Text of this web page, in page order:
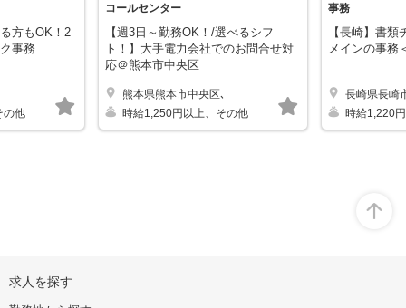
方もOK！2
事務
の他
キープする
コールセンター
【週3日～勤務OK！/選べるシフ
ト！】大手電力会社でのお問合せ対
応＠熊本市中央区
熊本県熊本市中央区､
時給1,250円以上、その他
キープする
事務
【長崎】書
メインの事務
長崎県長崎
時給1,220
ー
求人を探す